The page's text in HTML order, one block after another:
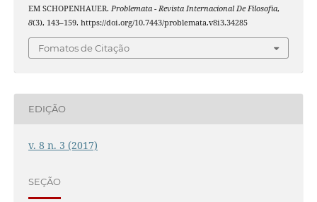
EM SCHOPENHAUER. Problemata - Revista Internacional De Filosofia,
8(3), 143–159. https://doi.org/10.7443/problemata.v8i3.34285
Fomatos de Citação
EDIÇÃO
v. 8 n. 3 (2017)
SEÇÃO